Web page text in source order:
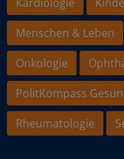
Menschen & Leben
Onkologie
PolitKompass
Rheumatologie